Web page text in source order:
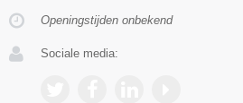
Openingstijden onbekend
Sociale media: